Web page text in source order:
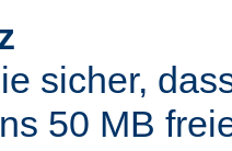
sicher,
50 MB